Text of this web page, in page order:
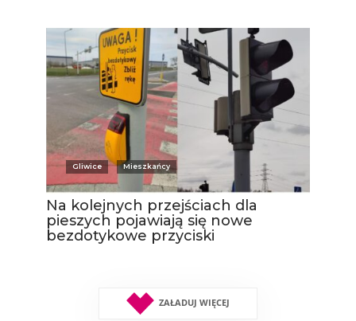
Gliwice Mieszkańcy
Na kolejnych przejściach dla
pieszych pojawiają się nowe
bezdotykowe przyciski
ZAŁADUJ WIĘCEJ